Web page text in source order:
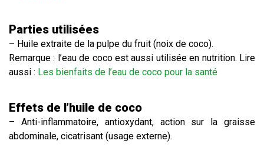
Parties utilisées
– Huile extraite de la pulpe du fruit (noix de coco).
Remarque : l’eau de coco est aussi utilisée en nutrition. Lire
aussi : Les bienfaits de l’eau de coco pour la santé
Effets de l’huile de coco
– Anti-inflammatoire, antioxydant, action sur la graisse
abdominale, cicatrisant (usage externe).